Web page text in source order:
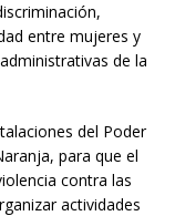
entre mujeres y
de la
del Poder
para que el
contra las
actividades